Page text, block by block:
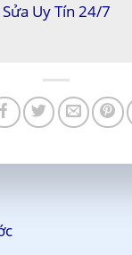
Uy Tín 24/7